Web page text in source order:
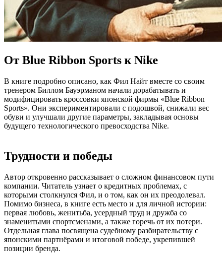
От Blue Ribbon Sports к Nike
В книге подробно описано, как Фил Найт вместе со своим
тренером Биллом Бауэрманом начали дорабатывать и
модифицировать кроссовки японской фирмы «Blue Ribbon
Sports». Они экспериментировали с подошвой, снижали вес
обуви и улучшали другие параметры, закладывая основы
будущего технологического превосходства Nike.
Трудности и победы
Автор откровенно рассказывает о сложном финансовом пути
компании. Читатель узнает о кредитных проблемах, с
которыми столкнулся Фил, и о том, как он их преодолевал.
Помимо бизнеса, в книге есть место и для личной истории:
первая любовь, женитьба, усердный труд и дружба со
знаменитыми спортсменами, а также горечь от их потери.
Отдельная глава посвящена судебному разбирательству с
японскими партнёрами и итоговой победе, укрепившей
позиции бренда.